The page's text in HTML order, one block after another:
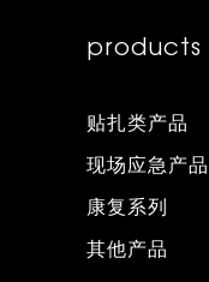
products
贴扎类产品
现场应急产品
康复系列
其他产品